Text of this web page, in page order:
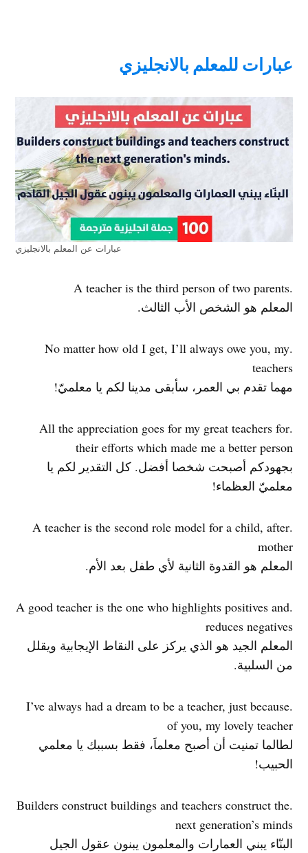
عبارات للمعلم بالانجليزي
عبارات عن المعلم بالانجليزي
.A teacher is the third person of two parents
المعلم هو الشخص الأب الثالث.
.No matter how old I get, I’ll always owe you, my
teachers
مهما تقدم بي العمر، سأبقى مدينا لكم يا معلميّ!
.All the appreciation goes for my great teachers for
their efforts which made me a better person
بجهودكم أصبحت شخصا أفضل. كل التقدير لكم يا
معلميّ العظماء!
.A teacher is the second role model for a child, after
mother
المعلم هو القدوة الثانية لأي طفل بعد الأم.
.A good teacher is the one who highlights positives and
reduces negatives
المعلم الجيد هو الذي يركز على النقاط الإيجابية ويقلل
من السلبية.
.I’ve always had a dream to be a teacher, just because
of you, my lovely teacher
لطالما تمنيت أن أصبح معلماَ، فقط بسببك يا معلمي
الحبيب!
.Builders construct buildings and teachers construct the
next generation’s minds
البنّاء يبني العمارات والمعلمون يبنون عقول الجيل